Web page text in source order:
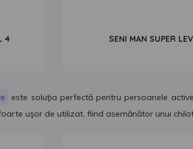
4 SENI MAN SUPER
este soluţia perfectă pentru persoanele
uşor de utilizat, fiind asemănător unui